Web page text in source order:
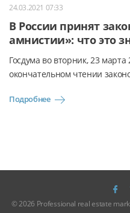
24.03.2021 07:33
В России принят
амнистии»: что это
Госдума во вторник, 23
окончательном чтении
Подробнее
© 2026 Professional real estate